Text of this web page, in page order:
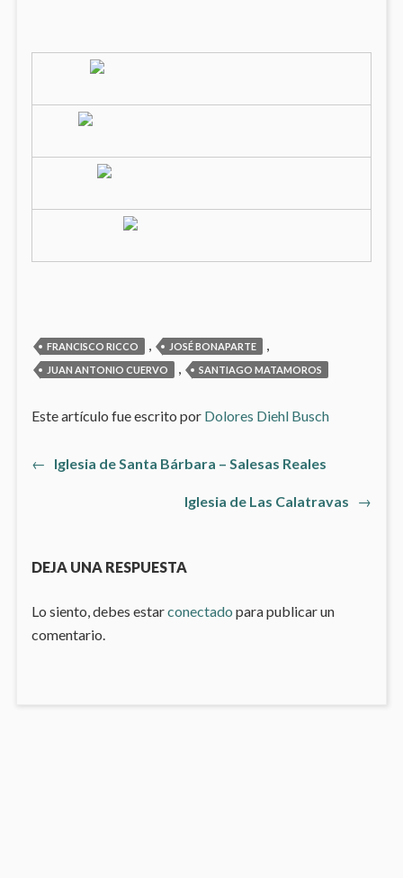
FRANCISCO RICCO , JOSÉ BONAPARTE ,
JUAN ANTONIO CUERVO , SANTIAGO MATAMOROS
Este artículo fue escrito por Dolores Diehl Busch
Navegación
←
Artículo
Iglesia de Santa Bárbara – Salesas Reales
Iglesia de Las Calatravas Artículo
→
DEJA UNA RESPUESTA
Lo siento, debes estarconectado para publicar un
comentario.